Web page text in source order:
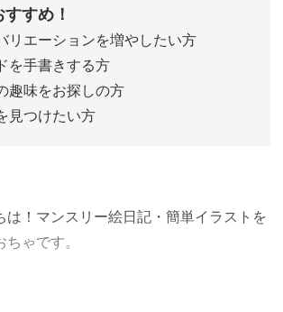
すめ！
リエーションを増やしたい方
を手書きする方
趣味をお探しの方
見つけたい方
は！マンスリー絵日記・簡単イラストを
ゃです。